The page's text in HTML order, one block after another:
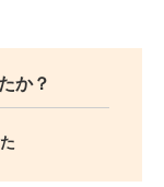
か？